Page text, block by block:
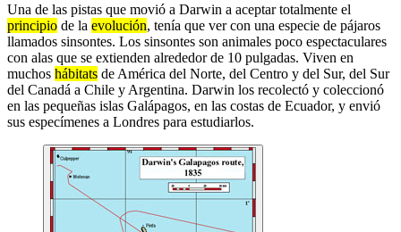
Una de las pistas que movió a Darwin a aceptar totalmente el
principio de la evolución, tenía que ver con una especie de pájaros
llamados sinsontes. Los sinsontes son animales poco espectaculares
con alas que se extienden alrededor de 10 pulgadas. Viven en
muchos hábitats de América del Norte, del Centro y del Sur, del Sur
del Canadá a Chile y Argentina. Darwin los recolectó y coleccionó
en las pequeñas islas Galápagos, en las costas de Ecuador, y envió
sus especímenes a Londres para estudiarlos.